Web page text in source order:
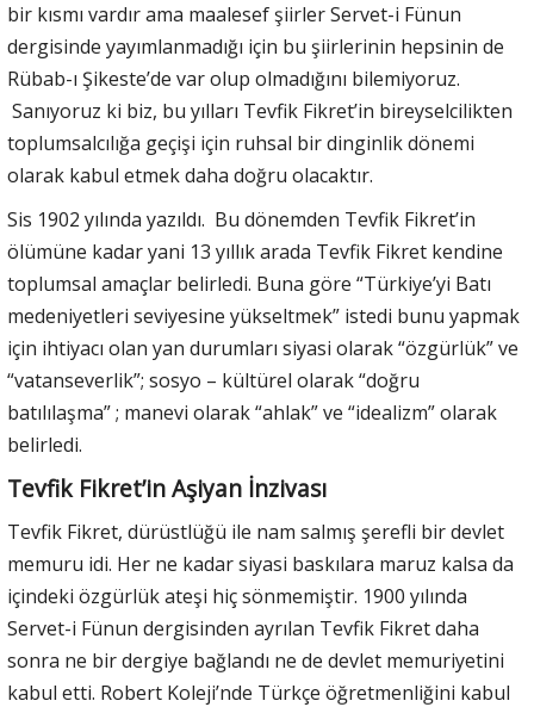
bir kısmı vardır ama maalesef şiirler Servet-i Fünun
dergisinde yayımlanmadığı için bu şiirlerinin hepsinin de
Rübab-ı Şikeste’de var olup olmadığını bilemiyoruz.
Sanıyoruz ki biz, bu yılları Tevfik Fikret’in bireyselcilikten
toplumsalcılığa geçişi için ruhsal bir dinginlik dönemi
olarak kabul etmek daha doğru olacaktır.
Sis 1902 yılında yazıldı. Bu dönemden Tevfik Fikret’in
ölümüne kadar yani 13 yıllık arada Tevfik Fikret kendine
toplumsal amaçlar belirledi. Buna göre “Türkiye’yi Batı
medeniyetleri seviyesine yükseltmek” istedi bunu yapmak
için ihtiyacı olan yan durumları siyasi olarak “özgürlük” ve
“vatanseverlik”; sosyo – kültürel olarak “doğru
batılılaşma” ; manevi olarak “ahlak” ve “idealizm” olarak
belirledi.
Tevfik Fikret’in Aşiyan İnzivası
Tevfik Fikret, dürüstlüğü ile nam salmış şerefli bir devlet
memuru idi. Her ne kadar siyasi baskılara maruz kalsa da
içindeki özgürlük ateşi hiç sönmemiştir. 1900 yılında
Servet-i Fünun dergisinden ayrılan Tevfik Fikret daha
sonra ne bir dergiye bağlandı ne de devlet memuriyetini
kabul etti. Robert Koleji’nde Türkçe öğretmenliğini kabul